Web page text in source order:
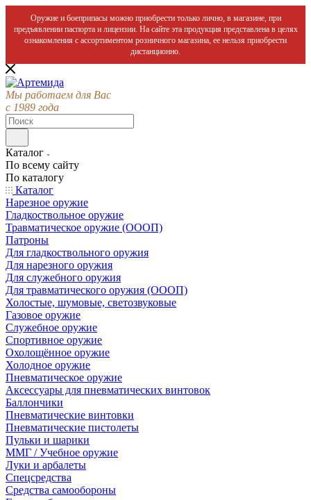
Оружие и боеприпасы можно приобрести только лично, в магазине, при
предъявлении паспорта и лицензии. На сайте эта продукция представлена в целях
ознакомления с ассортиментом розничного магазина, ее нельзя приобрести
дистанционно.
Мы работаем для Вас
с 1989 года
Каталог
По всему сайту
По каталогу
Каталог
Нарезное оружие
Гладкоствольное оружие
Травматическое оружие (ОООП)
Патроны
Для гладкоствольного оружия
Для нарезного оружия
Для служебного оружия
Для травматического оружия (ОООП)
Холостые, шумовые, светозвуковые
Газовое оружие
Служебное оружие
Спортивное оружие
Охолощённое оружие
Холодное оружие
Пневматическое оружие
Аксессуары для пневматических винтовок
Баллончики
Пневматические винтовки
Пневматические пистолеты
Пульки и шарики
ММГ / Учебное оружие
Луки и арбалеты
Спецсредства
Средства самообороны